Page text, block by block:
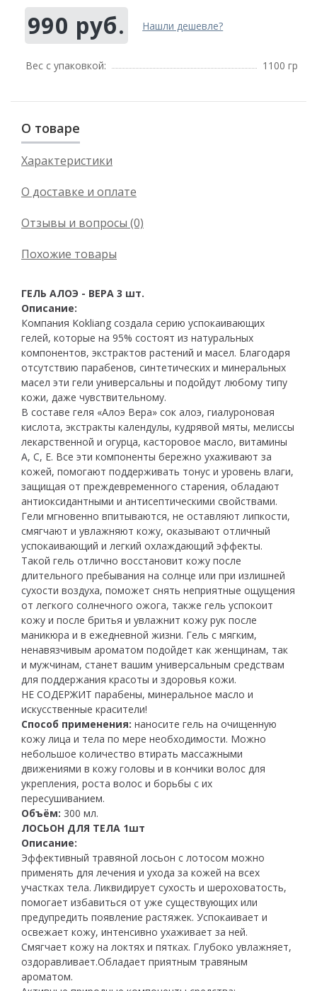
990 руб. Нашли дешевле?
Вес с упаковкой: 1100 гр
О товаре
Характеристики
О доставке и оплате
Отзывы и вопросы (0)
Похожие товары
ГЕЛЬ АЛОЭ - ВЕРА 3 шт.
Описание:
Компания Kokliang создала серию успокаивающих
гелей, которые на 95% состоят из натуральных
компонентов, экстрактов растений и масел. Благодаря
отсутствию парабенов, синтетических и минеральных
масел эти гели универсальны и подойдут любому типу
кожи, даже чувствительному.
В составе геля «Алоэ Вера» сок алоэ, гиалуроновая
кислота, экстракты календулы, кудрявой мяты, мелиссы
лекарственной и огурца, касторовое масло, витамины
А, С, Е. Все эти компоненты бережно ухаживают за
кожей, помогают поддерживать тонус и уровень влаги,
защищая от преждевременного старения, обладают
антиоксидантными и антисептическими свойствами.
Гели мгновенно впитываются, не оставляют липкости,
смягчают и увлажняют кожу, оказывают отличный
успокаивающий и легкий охлаждающий эффекты.
Такой гель отлично восстановит кожу после
длительного пребывания на солнце или при излишней
сухости воздуха, поможет снять неприятные ощущения
от легкого солнечного ожога, также гель успокоит
кожу и после бритья и увлажнит кожу рук после
маникюра и в ежедневной жизни. Гель с мягким,
ненавязчивым ароматом подойдет как женщинам, так
и мужчинам, станет вашим универсальным средствам
для поддержания красоты и здоровья кожи.
НЕ СОДЕРЖИТ парабены, минеральное масло и
искусственные красители!
Способ применения: наносите гель на очищенную
кожу лица и тела по мере необходимости. Можно
небольшое количество втирать массажными
движениями в кожу головы и в кончики волос для
укрепления, роста волос и борьбы с их
пересушиванием.
Объём: 300 мл.
ЛОСЬОН ДЛЯ ТЕЛА 1шт
Описание:
Эффективный травяной лосьон с лотосом можно
применять для лечения и ухода за кожей на всех
участках тела. Ликвидирует сухость и шероховатость,
помогает избавиться от уже существующих или
предупредить появление растяжек. Успокаивает и
освежает кожу, интенсивно ухаживает за ней.
Смягчает кожу на локтях и пятках. Глубоко увлажняет,
оздоравливает.Обладает приятным травяным
ароматом.